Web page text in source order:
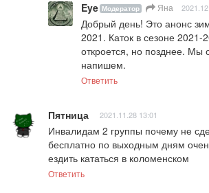
Eye Модератор Яна
Добрый день! Это анонс
2021. Каток в сезоне
откроется, но позднее. Мы
напишем.
Ответить
Пятница 2021.11.28 13:01
Инвалидам 2 группы почему не
бесплатно по выходным дням
ездить кататься в коломенском
Ответить